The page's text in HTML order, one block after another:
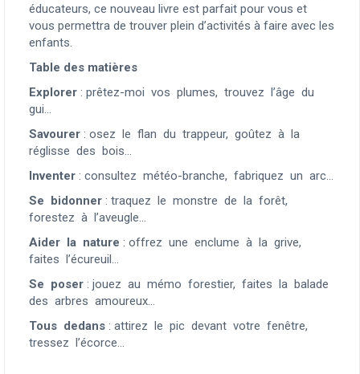
éducateurs, ce nouveau livre est parfait pour vous et
vous permettra de trouver plein d’activités à faire avec les
enfants.
Table des matières
Explorer : prêtez-moi vos plumes, trouvez l’âge du
gui...
Savourer : osez le flan du trappeur, goûtez à la
réglisse des bois...
Inventer : consultez météo-branche, fabriquez un arc...
Se bidonner : traquez le monstre de la forêt,
forestez à l’aveugle...
Aider la nature : offrez une enclume à la grive,
faites l’écureuil...
Se poser : jouez au mémo forestier, faites la balade
des arbres amoureux...
Tous dedans : attirez le pic devant votre fenêtre,
tressez l’écorce...